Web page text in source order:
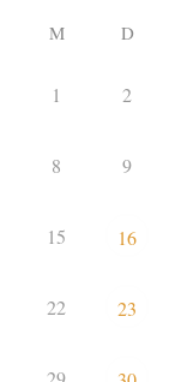
M D
1 2
8 9
15 16
22 23